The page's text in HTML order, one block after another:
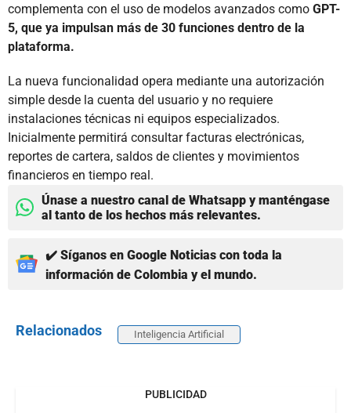
complementa con el uso de modelos avanzados como GPT-
5, que ya impulsan más de 30 funciones dentro de la
plataforma.
La nueva funcionalidad opera mediante una autorización
simple desde la cuenta del usuario y no requiere
instalaciones técnicas ni equipos especializados.
Inicialmente permitirá consultar facturas electrónicas,
reportes de cartera, saldos de clientes y movimientos
financieros en tiempo real.
Únase a nuestro canal de Whatsapp y manténgase
al tanto de los hechos más relevantes.
✔️ Síganos en Google Noticias con toda la
información de Colombia y el mundo.
Relacionados Inteligencia Artificial
PUBLICIDAD